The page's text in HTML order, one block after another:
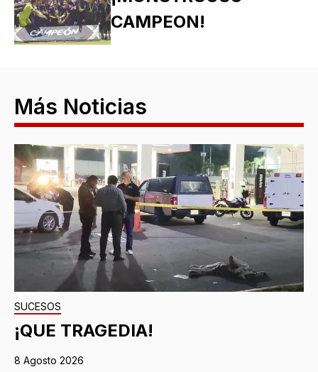
CAMPEON!
Más Noticias
SUCESOS
¡QUE TRAGEDIA!
8 Agosto 2026